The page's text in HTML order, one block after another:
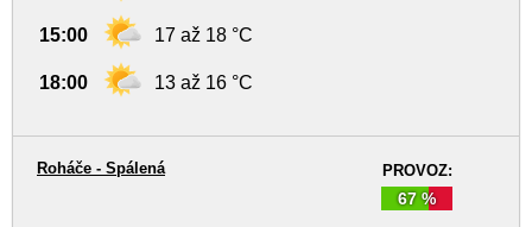
15:00 17 až 18 °C
18:00 13 až 16 °C
PROVOZ:
67 %
Roháče - Spálená